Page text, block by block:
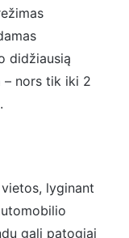
didžiausią
– nors tik iki 2
lyginant
gali patogiai